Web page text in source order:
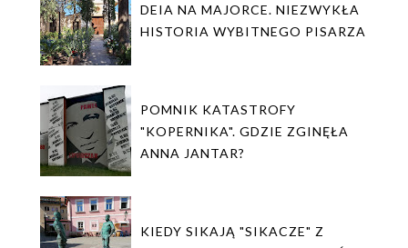
DEIA NA MAJORCE. NIEZWYKŁA
HISTORIA WYBITNEGO PISARZA
POMNIK KATASTROFY
"KOPERNIKA". GDZIE ZGINĘŁA
ANNA JANTAR?
KIEDY SIKAJĄ "SIKACZE" Z